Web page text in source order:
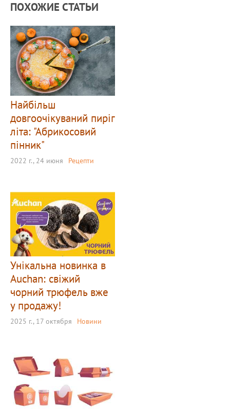
ПОХОЖИЕ СТАТЬИ
Найбільш
довгоочікуваний пиріг
літа: "Абрикосовий
пінник"
2022 г., 24 июня Рецепти
Унікальна новинка в
Auchan: свіжий
чорний трюфель вже
у продажу!
2025 г., 17 октября Новини